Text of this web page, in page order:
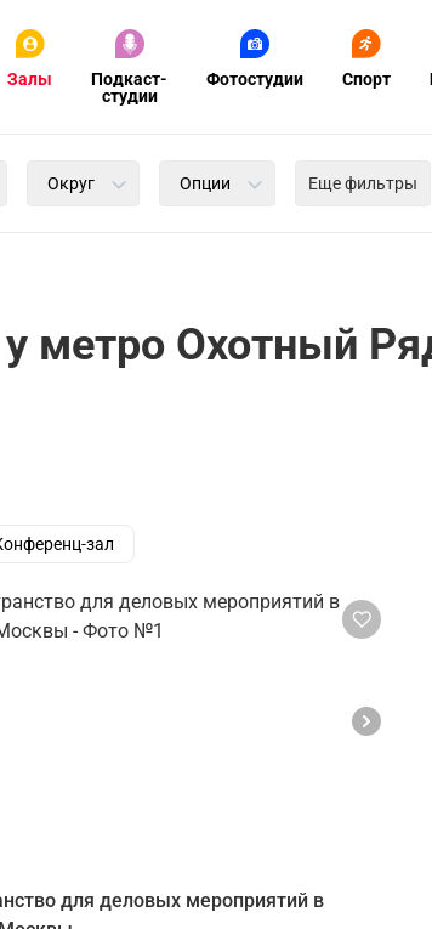
Залы
Подкаст-
студии
Фотостудии Спорт
Округ Опции Еще фильтры
у метро Охотный
зал
для деловых мероприятий в